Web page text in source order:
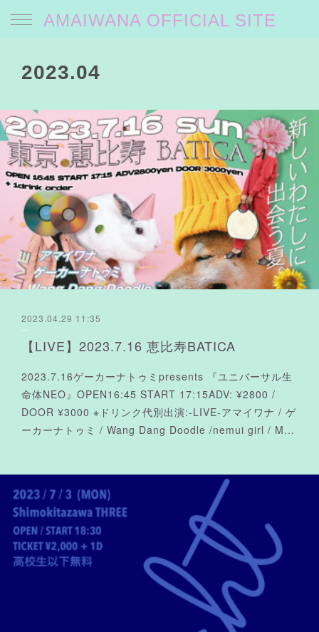
AMAIWANA OFFICIAL SITE
2023.04
2023.04.29 11:35
【LIVE】2023.7.16 恵比寿BATICA
2023.7.16ゲーカーナトゥミpresents 『ユニバーサル生
命体NEO』OPEN16:45 START 17:15ADV: ¥2800 /
DOOR ¥3000 ※ドリンク代別出演:-LIVE-アマイワナ / ゲ
ーカーナトゥミ / Wang Dang Doodle /nemui girl / M…